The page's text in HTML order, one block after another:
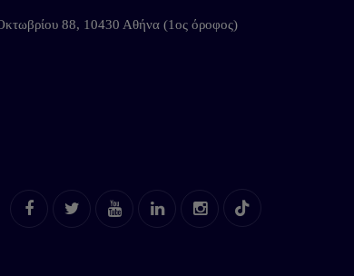
88, 10430 Αθήνα (1ος όροφος)